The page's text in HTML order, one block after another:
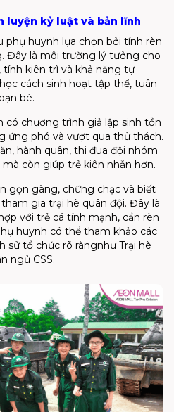
luyện kỷ luật và bản lĩnh
phụ huynh lựa chọn bởi tính rèn
Đây là môi trường lý tưởng cho
kiên trì và khả năng tự
cách sinh hoạt tập thể, tuân
bè.
có chương trình giả lập sinh tồn
ứng phó và vượt qua thử thách.
hành quân, thi đua đội nhóm
còn giúp trẻ kiên nhẫn hơn.
gọn gàng, chững chạc và biết
gia trại hè quân đội. Đây là
với trẻ cá tính mạnh, cần rèn
huynh có thể tham khảo các
sử tổ chức rõ ràngnhưTrại hè
ngủ CSS.